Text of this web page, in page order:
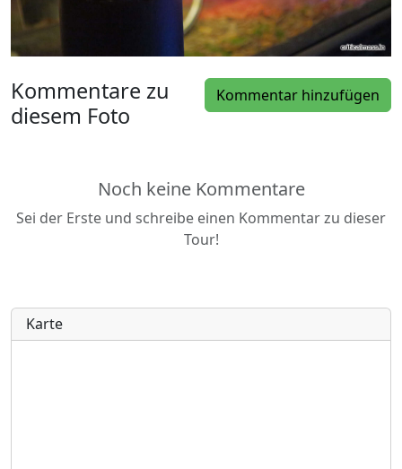
Kommentar hinzufügen
Kommentare zu
diesem Foto
Noch keine Kommentare
Sei der Erste und schreibe einen Kommentar zu dieser
Tour!
Karte